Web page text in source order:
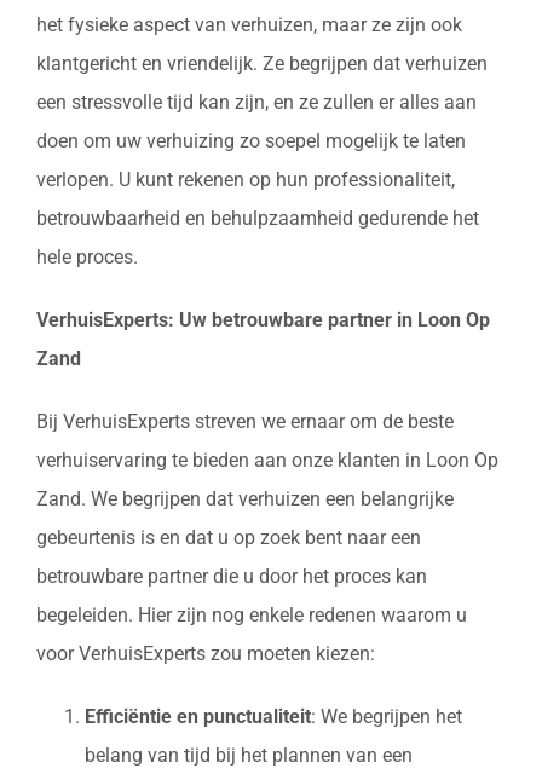
het fysieke aspect van verhuizen, maar ze zijn ook
klantgericht en vriendelijk. Ze begrijpen dat verhuizen
een stressvolle tijd kan zijn, en ze zullen er alles aan
doen om uw verhuizing zo soepel mogelijk te laten
verlopen. U kunt rekenen op hun professionaliteit,
betrouwbaarheid en behulpzaamheid gedurende het
hele proces.
VerhuisExperts: Uw betrouwbare partner in Loon Op
Zand
Bij VerhuisExperts streven we ernaar om de beste
verhuiservaring te bieden aan onze klanten in Loon Op
Zand. We begrijpen dat verhuizen een belangrijke
gebeurtenis is en dat u op zoek bent naar een
betrouwbare partner die u door het proces kan
begeleiden. Hier zijn nog enkele redenen waarom u
voor VerhuisExperts zou moeten kiezen:
Efficiëntie en punctualiteit: We begrijpen het
belang van tijd bij het plannen van een